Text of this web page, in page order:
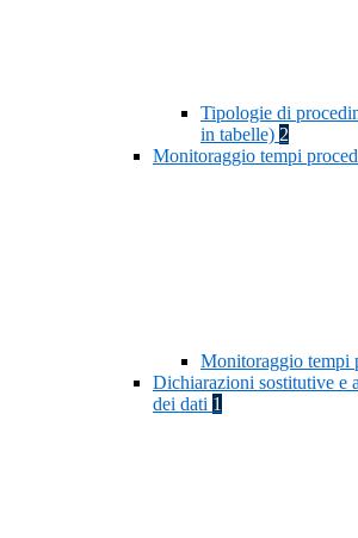
Tipologie di
in tabelle) 2
Monitoraggio tempi
Monitoraggio tempi
Dichiarazioni sostitutive e
dei dati 1